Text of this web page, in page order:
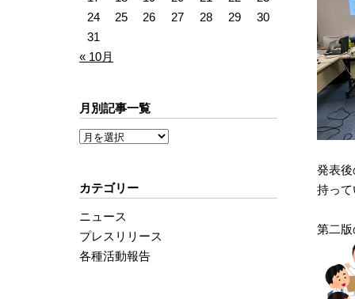
24
25 26 27 28 29
30
31
« 10月
月別記事一覧
カテゴリー
ニュース
プレスリリース
各種活動報告
発表
持っ
第二